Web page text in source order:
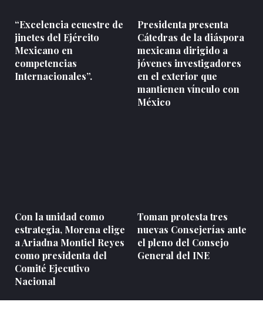
“Excelencia ecuestre de
jinetes del Ejército
Mexicano en
competencias
Internacionales”.
Presidenta presenta
Cátedras de la diáspora
mexicana dirigido a
jóvenes investigadores
en el exterior que
mantienen vínculo con
México
Con la unidad como
estrategia, Morena elige
a Ariadna Montiel Reyes
como presidenta del
Comité Ejecutivo
Nacional
Toman protesta tres
nuevas Consejerías ante
el pleno del Consejo
General del INE